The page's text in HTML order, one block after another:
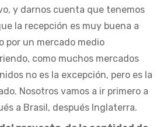
y darnos cuenta que tenemos
la recepción es muy buena a
por un mercado medio
como muchos mercados
no es la excepción, pero es la
Nosotros vamos a ir primero a
a Brasil, después Inglaterra.